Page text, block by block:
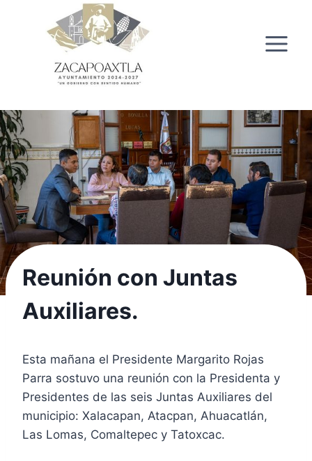
Reunión con Juntas
Auxiliares.
Esta mañana el Presidente Margarito Rojas
Parra sostuvo una reunión con la Presidenta y
Presidentes de las seis Juntas Auxiliares del
municipio: Xalacapan, Atacpan, Ahuacatlán,
Las Lomas, Comaltepec y Tatoxcac.